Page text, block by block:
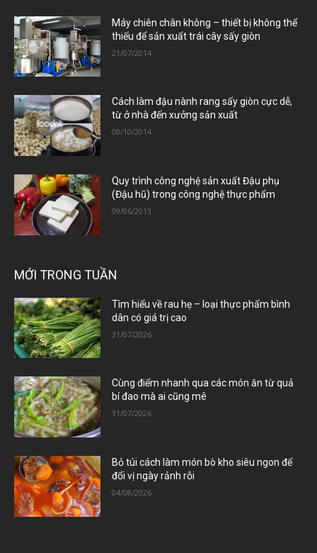
Máy chiên chân không – thiết bị không thể
thiếu để sản xuất trái cây sấy giòn
21/07/2014
Cách làm đậu nành rang sấy giòn cực dễ,
từ ở nhà đến xưởng sản xuất
08/10/2014
Quy trình công nghệ sản xuất Đậu phụ
(Đậu hũ) trong công nghệ thực phẩm
09/06/2013
MỚI TRONG TUẦN
Tìm hiểu về rau hẹ – loại thực phẩm bình
dân có giá trị cao
31/07/2026
Cùng điểm nhanh qua các món ăn từ quả
bí đao mà ai cũng mê
31/07/2026
Bỏ túi cách làm món bò kho siêu ngon để
đổi vị ngày rảnh rỗi
04/08/2026